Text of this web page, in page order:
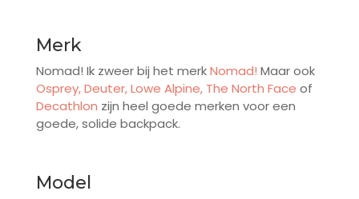
Merk
Nomad! Ik zweer bij het merkNomad! Maar ook
Osprey, Deuter, Lowe Alpine, The North Face of
Decathlon zijn heel goede merken voor een
goede, solide backpack.
Model